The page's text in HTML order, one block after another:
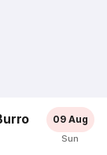
09 Aug
Sun